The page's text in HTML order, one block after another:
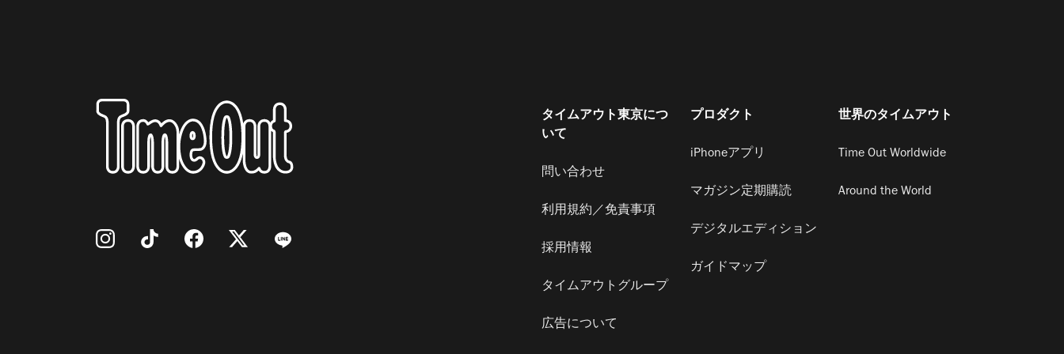
タイムアウト東京につ
いて
問い合わせ
利用規約／免責事項
採用情報
タイムアウトグループ
広告について
プロダクト
iPhoneアプリ
マガジン定期購読
デジタルエディション
ガイドマップ
世界のタイムアウト
Time Out Worldwide
Around the World